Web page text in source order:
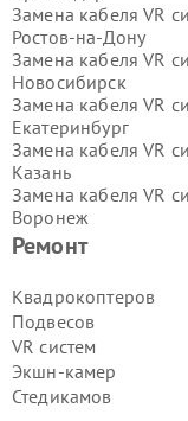
Ремонт
Квадрокоптеров
Подвесов
VR систем
Экшн-камер
Стедикамов
Замена кабеля VR
Ростов-на-Дону
Замена кабеля VR
Новосибирск
Замена кабеля VR
Екатеринбург
Замена кабеля VR
Казань
Замена кабеля VR
Воронеж
Замена кабеля VR
Замена кабеля VR
Самара
Замена кабеля VR
Пермь
Замена кабеля VR
Красноярск